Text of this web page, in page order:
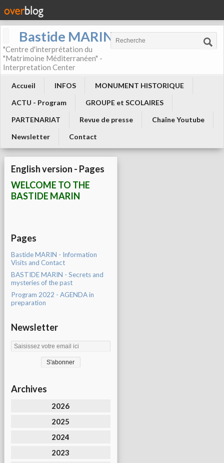
Bastide MARIN
"Centre d'interprétation du
"Matrimoine Méditerranéen" -
Interpretation Center
Accueil INFOS
MONUMENT HISTORIQUE
ACTU - Program
GROUPE et SCOLAIRES
PARTENARIAT
Revue de presse
Chaîne Youtube
Newsletter
Contact
English version - Pages
WELCOME TO THE
BASTIDE MARIN
Pages
Bastide MARIN - Information
Visits and Contact
BASTIDE MARIN - Secrets and
mysteries of the past
Program 2022 - AGENDA in
preparation
Newsletter
Archives
2026
2025
2024
2023